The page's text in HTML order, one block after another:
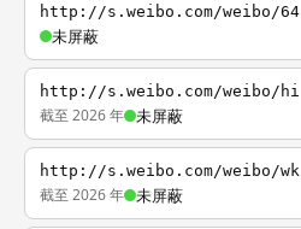
http://s.weibo.com/weibo/64
未屏蔽
http://s.weibo.com/weibo/hi
截至 2026 年 未屏蔽
http://s.weibo.com/weibo/wk
截至 2026 年 未屏蔽